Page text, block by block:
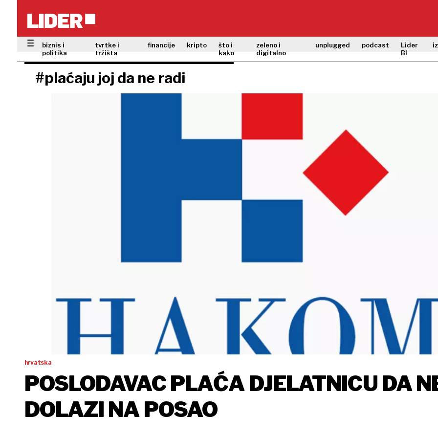
biznis i
politika
tvrtke i
tržišta
financije kripto
što i
kako
zeleno i
digitalno
unplugged podcast
Lider
BI
#plaćaju joj da ne radi
hrvatska
POSLODAVAC PLAĆA DJELATNICU DA
DOLAZI NA POSAO